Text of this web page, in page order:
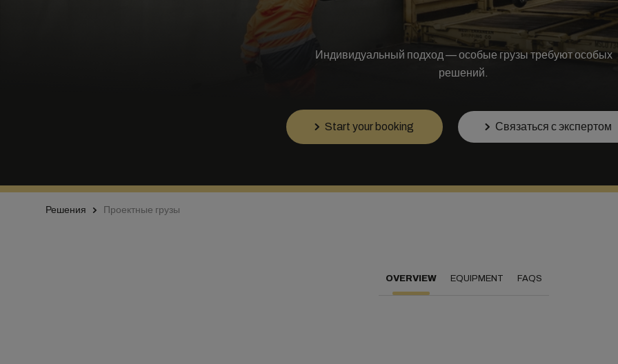
Индивидуальный подход — особые грузы требуют особых
решений.
Start your booking Связаться с экспертом
Решения Проектные грузы
OVERVIEW EQUIPMENT FAQS